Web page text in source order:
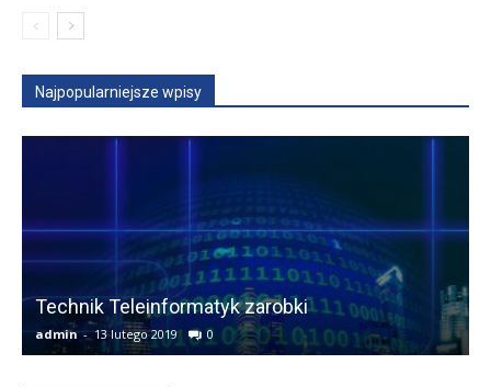
Najpopularniejsze wpisy
Technik Teleinformatyk zarobki
admin - 13 lutego 2019 0